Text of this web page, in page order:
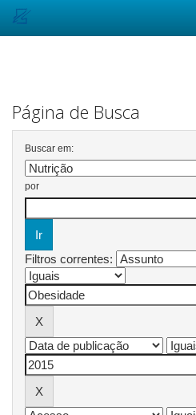
Página de Busca
Buscar em:
por
Filtros correntes: